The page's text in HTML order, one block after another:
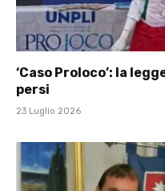
‘Caso Proloco’: la
persi
23 Luglio 2026